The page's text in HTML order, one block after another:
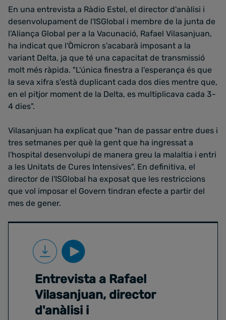
En una entrevista a Ràdio Estel, el director d'anàlisi i
desenvolupament de l'ISGlobal i membre de la junta de
l'Aliança Global per a la Vacunació, Rafael Vilasanjuan,
ha indicat que l'Òmicron s'acabarà imposant a la
variant Delta, ja que té una capacitat de transmissió
molt més ràpida. "L'única finestra a l'esperança és que
la seva xifra s'està duplicant cada dos dies mentre que,
en el pitjor moment de la Delta, es multiplicava cada 3-
4 dies".
Vilasanjuan ha explicat que "han de passar entre dues i
tres setmanes per què la gent que ha ingressat a
l'hospital desenvolupi de manera greu la malaltia i entri
a les Unitats de Cures Intensives". En definitiva, el
director de l'ISGlobal ha exposat que les restriccions
que vol imposar el Govern tindran efecte a partir del
mes de gener.
Entrevista a Rafael
Vilasanjuan, director
d'anàlisi i